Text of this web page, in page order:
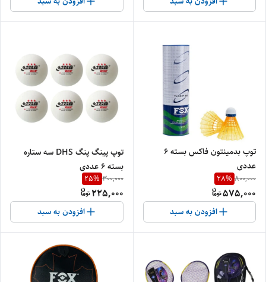
توپ بدمینتون فاکس بسته ۶
عددی
800,000
28%
575,000
افزودن به سبد
توپ پینگ پنگ DHS سه ستاره
بسته ۶ عددی
300,000
25%
225,000
افزودن به سبد